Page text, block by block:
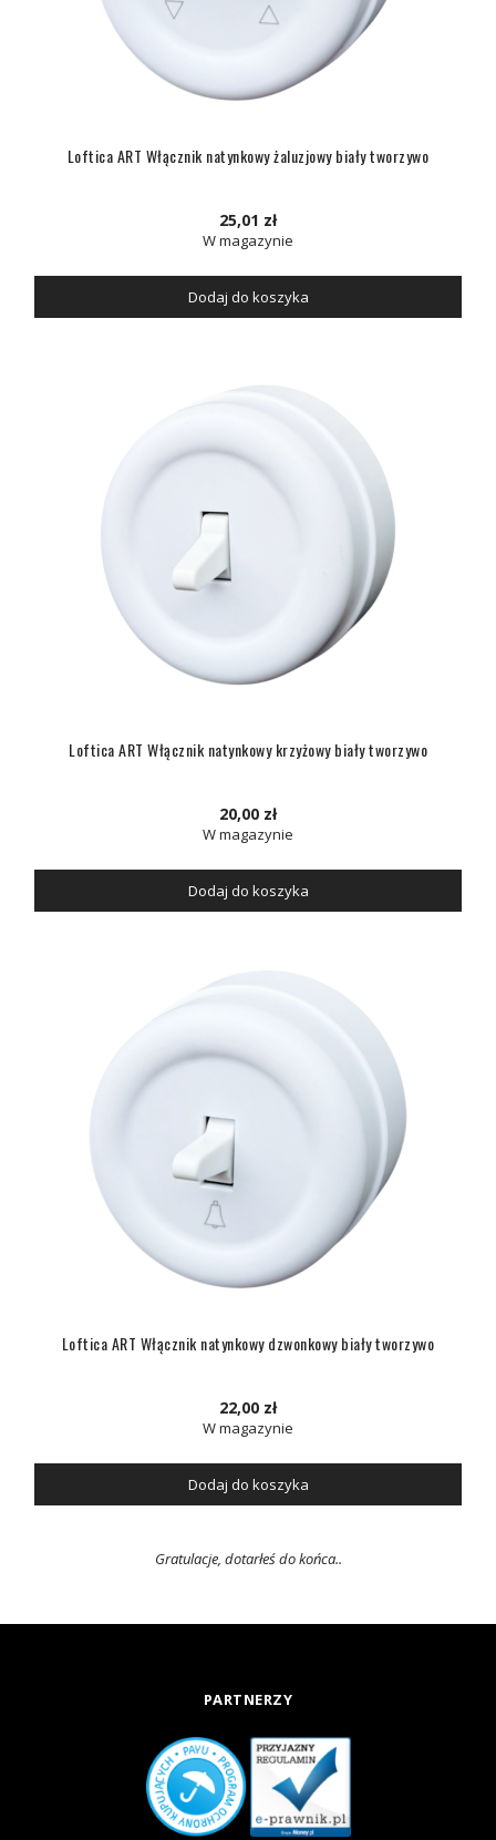
Loftica ART Włącznik natynkowy żaluzjowy biały tworzywo
25,01 zł
W magazynie
Dodaj do koszyka
Loftica ART Włącznik natynkowy krzyżowy biały tworzywo
20,00 zł
W magazynie
Dodaj do koszyka
Loftica ART Włącznik natynkowy dzwonkowy biały tworzywo
22,00 zł
W magazynie
Dodaj do koszyka
Gratulacje, dotarłeś do końca..
PARTNERZY